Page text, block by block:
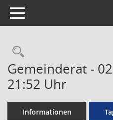
Toggle navigation
Gemeinderat -
21:52 Uhr
Informationen